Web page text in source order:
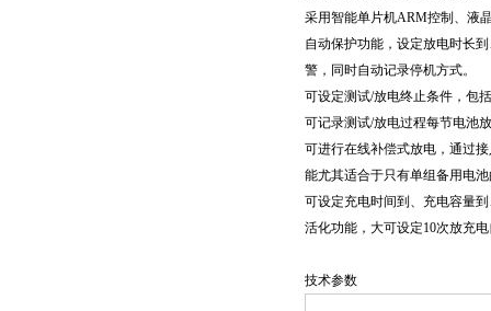
采用智能单片机ARM控制、液
自动保护功能，设定放电时长
警，同时自动记录停机方式。
可设定测试/放电终止条件，包
可记录测试/放电过程每节电池
可进行在线补偿式放电，通过
能尤其适合于只有单组备用电
可设定充电时间到、充电容量
活化功能，大可设定10次放充
技术参数